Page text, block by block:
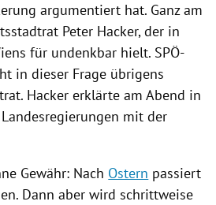
argumentiert hat. Ganz am
Peter Hacker, der in
für undenkbar hielt. SPÖ-
in dieser Frage übrigens
Hacker erklärte am Abend in
mit der
Gewähr: Nach Ostern passiert
Dann aber wird schrittweise